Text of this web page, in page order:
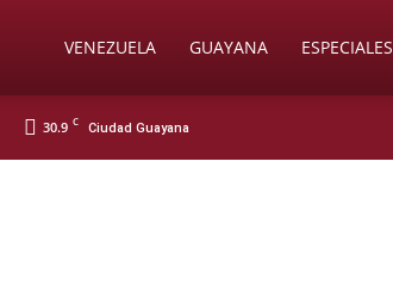
SoyVENEZUELA GUAYANA ESPECIALES
30.9 C Ciudad Guayana